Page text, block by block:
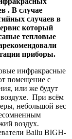
. В случае
случаев в
который
тепловые
приборы.
инфракрасные
помещение с
или же будут
При всём
небольшой вес
воздух.
Ballu BIGH-